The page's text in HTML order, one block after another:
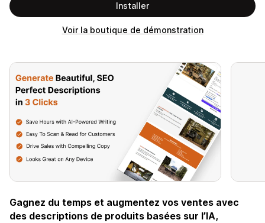
Installer
Voir la boutique de démonstration
Gagnez du temps et augmentez vos ventes avec
des descriptions de produits basées sur l’IA,